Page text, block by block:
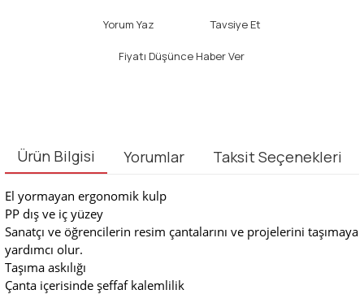
Yorum Yaz Tavsiye Et
Fiyatı Düşünce Haber Ver
Ürün Bilgisi Yorumlar Taksit Seçenekleri
El yormayan ergonomik kulp
PP dış ve iç yüzey
Sanatçı ve öğrencilerin resim çantalarını ve projelerini taşımaya
yardımcı olur.
Taşıma askılığı
Çanta içerisinde şeffaf kalemlilik